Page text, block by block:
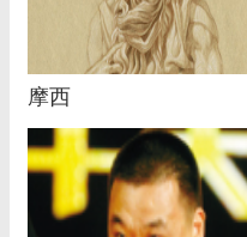
摩西